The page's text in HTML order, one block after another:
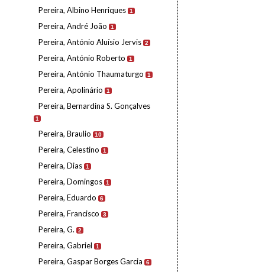
Pereira, Albino Henriques 1
Pereira, André João 1
Pereira, António Aluísio Jervis 2
Pereira, António Roberto 1
Pereira, António Thaumaturgo 1
Pereira, Apolinário 1
Pereira, Bernardina S. Gonçalves
1
Pereira, Braulio 10
Pereira, Celestino 1
Pereira, Dias 1
Pereira, Domingos 1
Pereira, Eduardo 6
Pereira, Francisco 3
Pereira, G. 2
Pereira, Gabriel 1
Pereira, Gaspar Borges Garcia 6